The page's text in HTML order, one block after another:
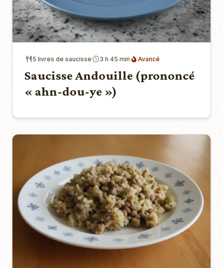
5 livres de saucisse 3 h 45 min Avancé
Saucisse Andouille (prononcé
« ahn-dou-ye »)